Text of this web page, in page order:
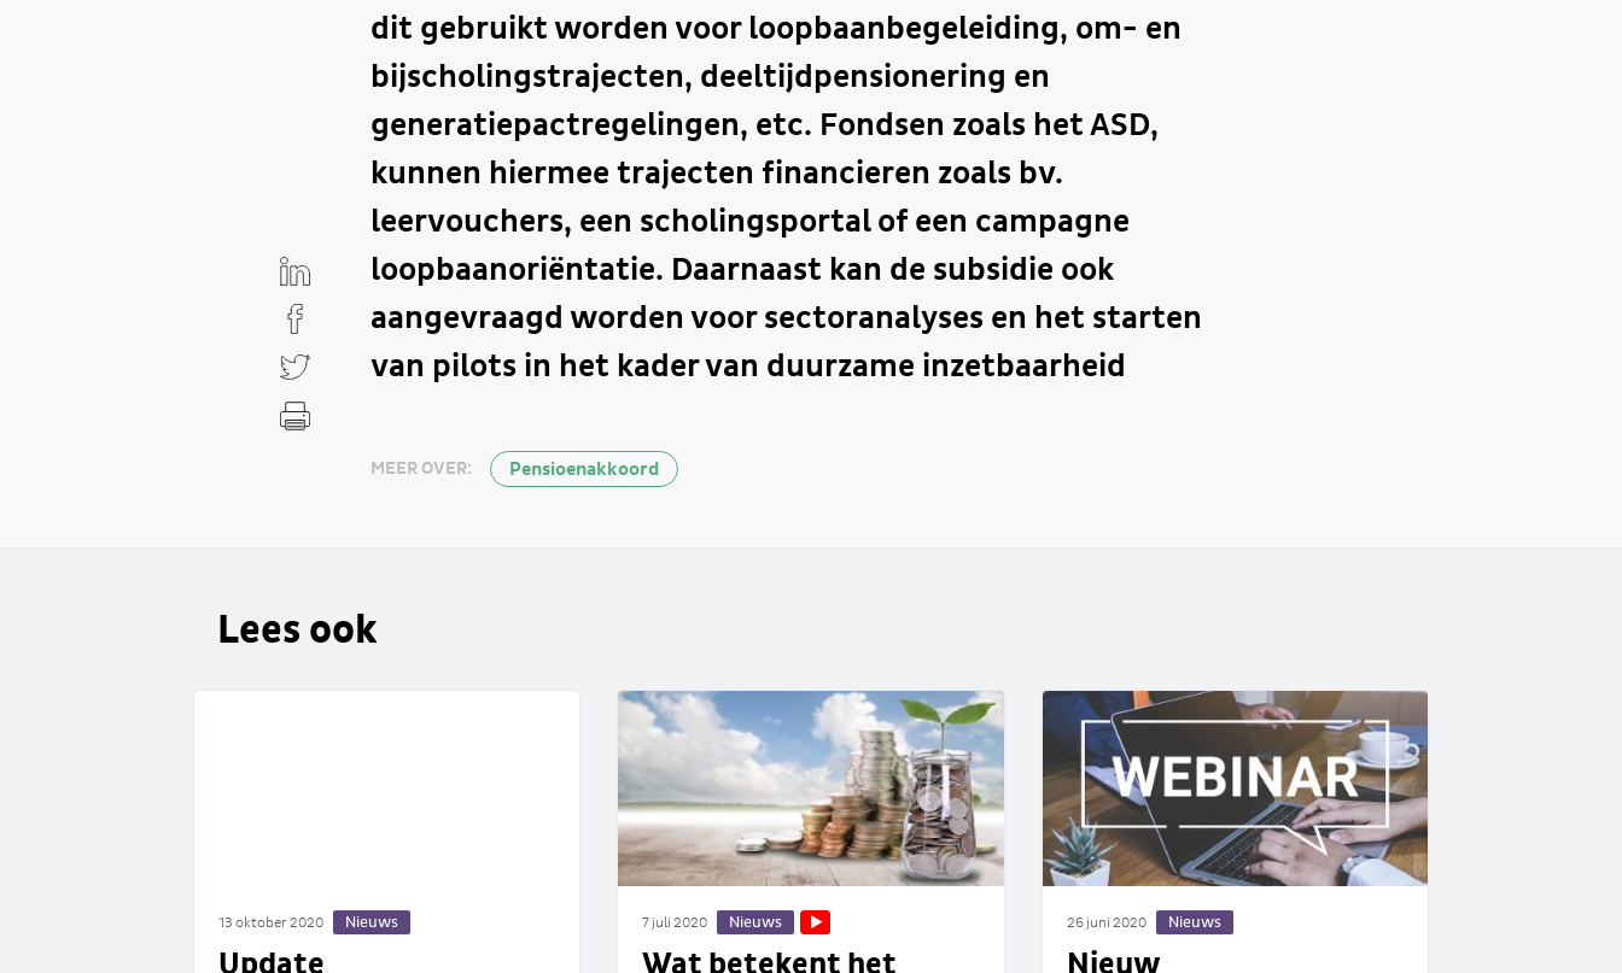
dit gebruikt worden voor loopbaanbegeleiding, om- en
bijscholingstrajecten, deeltijdpensionering en
generatiepactregelingen, etc. Fondsen zoals het ASD,
kunnen hiermee trajecten financieren zoals bv.
leervouchers, een scholingsportal of een campagne
loopbaanoriëntatie. Daarnaast kan de subsidie ook
aangevraagd worden voor sectoranalyses en het starten
van pilots in het kader van duurzame inzetbaarheid
MEER OVER: Pensioenakkoord
Lees ook
13 oktober 2020 Nieuws
Update
7 juli 2020 Nieuws
Wat betekent het
26 juni 2020 Nieuws
Nieuw